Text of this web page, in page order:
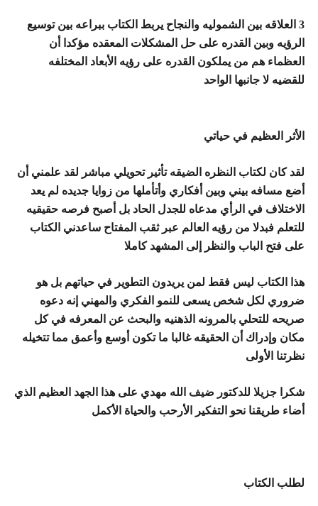
3 العلاقه بين الشموليه والنجاح يربط الكتاب ببراعه بين توسيع
الرؤيه وبين القدره على حل المشكلات المعقده مؤكدا أن
العظماء هم من يملكون القدره على رؤيه الأبعاد المختلفه
للقضيه لا جانبها الواحد
الأثر العظيم في حياتي
لقد كان لكتاب النظره الضيقه تأثير تحويلي مباشر لقد علمني أن
أضع مسافه بيني وبين أفكاري وأتأملها من زوايا جديده لم يعد
الاختلاف في الرأي مدعاه للجدل الحاد بل أصبح فرصه حقيقيه
للتعلم فبدلا من رؤيه العالم عبر ثقب المفتاح ساعدني الكتاب
على فتح الباب والنظر إلى المشهد كاملا
هذا الكتاب ليس فقط لمن يريدون التطوير في حياتهم بل هو
ضروري لكل شخص يسعى للنمو الفكري والمهني إنه دعوه
صريحه للتحلي بالمرونه الذهنيه والبحث عن المعرفه في كل
مكان وإدراك أن الحقيقه غالبا ما تكون أوسع وأعمق مما تتخيله
نظرتنا الأولى
شكرا جزيلا للدكتور ضيف الله مهدي على هذا الجهد العظيم الذي
أضاء طريقنا نحو التفكير الأرحب والحياة الأكمل
لطلب الكتاب